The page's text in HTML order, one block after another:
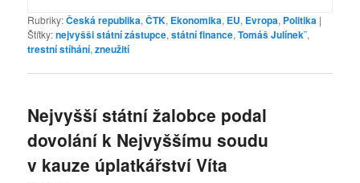
Rubriky:Česká republika,ČTK, Ekonomika, EU, Evropa, Politika |
Štítky:nejvyšši státní zástupce,státní finance,Tomáš Julínek¨,
trestní stíhání,zneužití
Nejvyšší státní žalobce podal
dovolání k Nejvyššímu soudu
v kauze úplatkářství Víta